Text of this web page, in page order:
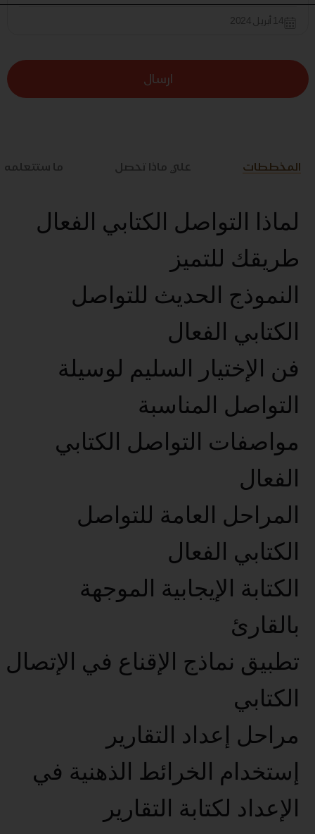
14 أبريل 2024
ارسال
المخططات علي ماذا تحصل ما ستتعلمه
لماذا التواصل الكتابي الفعال
طريقك للتميز
النموذج الحديث للتواصل
الكتابي الفعال
فن الإختيار السليم لوسيلة
التواصل المناسبة
مواصفات التواصل الكتابي
الفعال
المراحل العامة للتواصل
الكتابي الفعال
الكتابة الإيجابية الموجهة
بالقارئ
تطبيق نماذج الإقناع في الإتصال
الكتابي
مراحل إعداد التقارير
إستخدام الخرائط الذهنية في
الإعداد لكتابة التقارير